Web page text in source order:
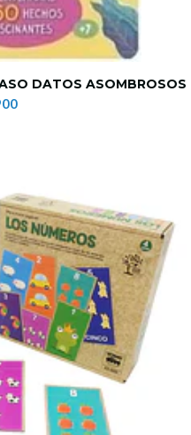
DATOS ASOMBROSOS